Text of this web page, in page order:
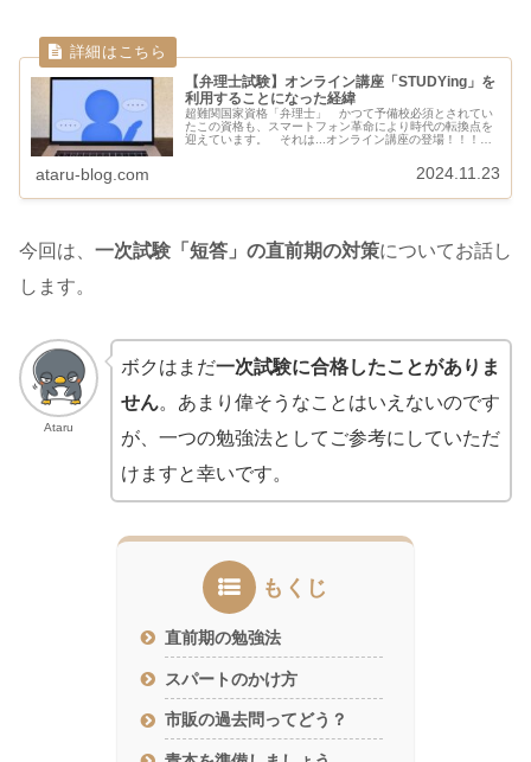
【弁理士試験】オンライン講座「STUDYing」を
利用することになった経緯
超難関国家資格「弁理士」 かつて予備校必須とされてい
たこの資格も、スマートフォン革命により時代の転換点を
迎えています。 それは...オンライン講座の登場！！！動
ataru-blog.com 2024.11.23
今回は、 一次試験「短答」の直前期の対策についてお話し
します。
Ataru
ボクはまだ一次試験に合格したことがありま
せん。あまり偉そうなことはいえないのです
が、一つの勉強法としてご参考にしていただ
けますと幸いです。
もくじ
直前期の勉強法
スパートのかけ方
市販の過去問ってどう？